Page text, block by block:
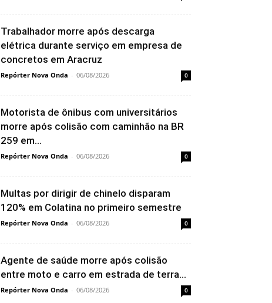
Trabalhador morre após descarga
elétrica durante serviço em empresa de
concretos em Aracruz
Repórter Nova Onda - 06/08/2026 0
Motorista de ônibus com universitários
morre após colisão com caminhão na BR
259 em...
Repórter Nova Onda - 06/08/2026 0
Multas por dirigir de chinelo disparam
120% em Colatina no primeiro semestre
Repórter Nova Onda - 06/08/2026 0
Agente de saúde morre após colisão
entre moto e carro em estrada de terra...
Repórter Nova Onda - 06/08/2026 0